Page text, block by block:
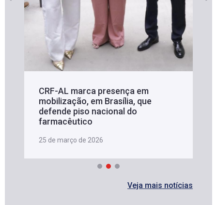
CRF-AL marca presença em
mobilização, em Brasília, que
defende piso nacional do
farmacêutico
25 de março de 2026
Veja mais notícias